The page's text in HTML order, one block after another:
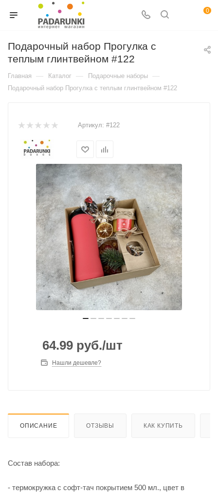
0
Подарочный набор Прогулка с
теплым глинтвейном #122
Главная — Каталог — Подарочные наборы —
Подарочный набор Прогулка с теплым глинтвейном #122
Артикул: #122
64.99 руб./шт
Нашли дешевле?
ОПИСАНИЕ ОТЗЫВЫ КАК КУПИТЬ
Состав набора:
- термокружка с софт-тач покрытием 500 мл., цвет в